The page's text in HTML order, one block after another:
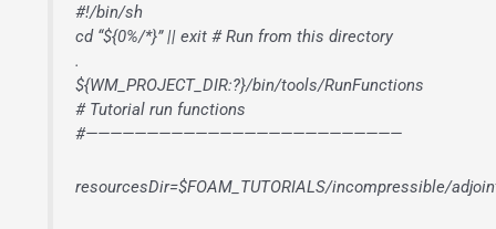
#!/bin/sh
cd “${0%/*}” || exit # Run from this directory
.
${WM_PROJECT_DIR:?}/bin/tools/RunFunctions
# Tutorial run functions
#——————————————————————————
resourcesDir=$FOAM_TUTORIALS/incompressible/